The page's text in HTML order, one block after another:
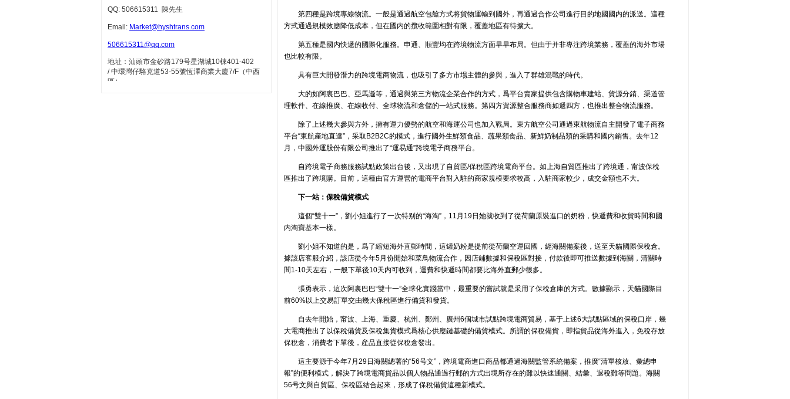
QQ: 506615311 陳先生
Email: Market@hyshtrans.com
506615311@qq.com
地址：汕頭市金砂路179号星湖城10棟401-402
/中環灣仔駱克道53-55號恆澤商業大廈7/F（中西
區）
第四種是跨境專線物流。一般是通過航空包艙方式将貨物運輸到國外，再通過合作公司進行目的地國國内的派送。這種
方式通過規模效應降低成本，但在國内的攬收範圍相對有限，覆蓋地區有待擴大。
第五種是國内快遞的國際化服務。申通、順豐均在跨境物流方面早早布局。但由于并非專注跨境業務，覆蓋的海外市場
也比較有限。
具有巨大開發潛力的跨境電商物流，也吸引了多方市場主體的參與，進入了群雄混戰的時代。
大的如阿裏巴巴、亞馬遜等，通過與第三方物流企業合作的方式，爲平台賣家提供包含購物車建站、貨源分銷、渠道管
理軟件、在線推廣、在線收付、全球物流和倉儲的一站式服務。第四方資源整合服務商如遞四方，也推出整合物流服務。
除了上述幾大參與方外，擁有運力優勢的航空和海運公司也加入戰局。東方航空公司通過東航物流自主開發了電子商務
平台“東航産地直達”，采取B2B2C的模式，進行國外生鮮類食品、蔬果類食品、新鮮奶制品類的采購和國内銷售。去年12
月，中國外運股份有限公司推出了“運易通”跨境電子商務平台。
自跨境電子商務服務試點政策出台後，又出現了自貿區/保稅區跨境電商平台。如上海自貿區推出了跨境通，甯波保稅
區推出了跨境購。目前，這種由官方運營的電商平台對入駐的商家規模要求較高，入駐商家較少，成交金額也不大。
下一站：保稅備貨模式
這個“雙十一”，劉小姐進行了一次特别的“海淘”，11月19日她就收到了從荷蘭原裝進口的奶粉，快遞費和收貨時間和國
内淘寶基本一樣。
劉小姐不知道的是，爲了縮短海外直郵時間，這罐奶粉是提前從荷蘭空運回國，經海關備案後，送至天貓國際保稅倉。
據該店客服介紹，該店從今年5月份開始和菜鳥物流合作，因店鋪數據和保稅區對接，付款後即可推送數據到海關，清關時
間1-10天左右，一般下單後10天内可收到，運費和快遞時間都要比海外直郵少很多。
張勇表示，這次阿裏巴巴“雙十一”全球化實踐當中，最重要的嘗試就是采用了保稅倉庫的方式。數據顯示，天貓國際目
前60%以上交易訂單交由幾大保稅區進行備貨和發貨。
自去年開始，甯波、上海、重慶、杭州、鄭州、廣州6個城市試點跨境電商貿易，基于上述6大試點區域的保稅口岸，幾
大電商推出了以保稅備貨及保稅集貨模式爲核心供應鏈基礎的備貨模式。所謂的保稅備貨，即指貨品從海外進入，免稅存放
保稅倉，消費者下單後，産品直接從保稅倉發出。
這主要源于今年7月29日海關總署的“56号文”，跨境電商進口商品都通過海關監管系統備案，推廣“清單核放、彙總申
報”的便利模式，解決了跨境電商貨品以個人物品通過行郵的方式出境所存在的難以快速通關、結彙、退稅難等問題。海關
56号文與自貿區、保稅區結合起來，形成了保稅備貨這種新模式。